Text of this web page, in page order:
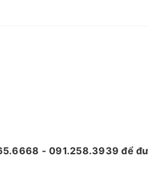
- 091.258.3939 để